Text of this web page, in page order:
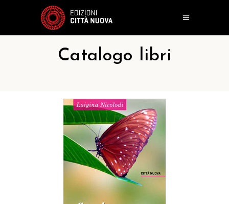
Catalogo libri